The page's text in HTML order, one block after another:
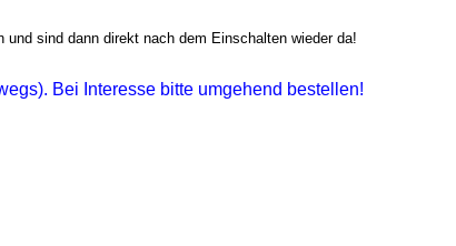
sind dann direkt nach dem Einschalten wieder da!
Bei Interesse bitte umgehend bestellen!